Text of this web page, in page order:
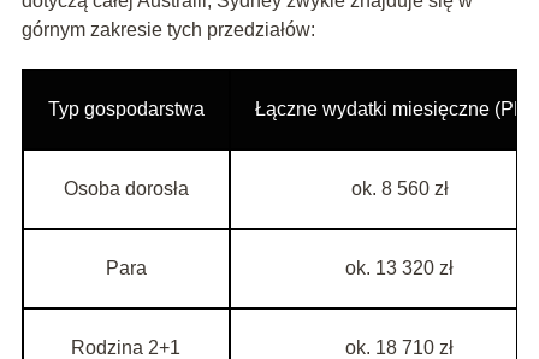
górnym zakresie tych przedziałów:
Typ gospodarstwa Łączne wydatki miesięczne
Osoba dorosła ok. 8 560 zł
Para ok. 13 320 zł
Rodzina 2+1 ok. 18 710 zł